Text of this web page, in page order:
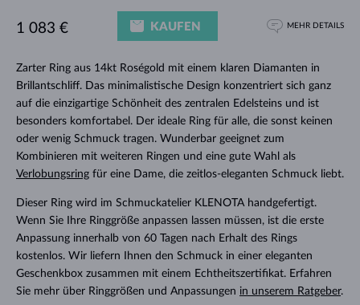
Zarter Ring aus 14kt Roségold mit einem klaren Diamanten in
Brillantschliff. Das minimalistische Design konzentriert sich ganz
auf die einzigartige Schönheit des zentralen Edelsteins und ist
besonders komfortabel. Der ideale Ring für alle, die sonst keinen
oder wenig Schmuck tragen. Wunderbar geeignet zum
Kombinieren mit weiteren Ringen und eine gute Wahl als
Verlobungsringfür eine Dame, die zeitlos-eleganten Schmuck liebt.
Dieser Ring wird im Schmuckatelier KLENOTA handgefertigt.
Wenn Sie Ihre Ringgröße anpassen lassen müssen, ist die erste
Anpassung innerhalb von 60 Tagen nach Erhalt des Rings
kostenlos. Wir liefern Ihnen den Schmuck in einer eleganten
Geschenkbox zusammen mit einem Echtheitszertifikat. Erfahren
Sie mehr über Ringgrößen und Anpassungen in unserem Ratgeber.
1 083 € KAUFEN MEHR DETAILS